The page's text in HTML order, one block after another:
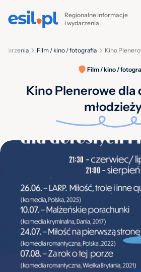
Regionalne informacje
i wydarzenia
Kino
Film / kino / fotografia
Film / kino /
Kino Plenerowe dla